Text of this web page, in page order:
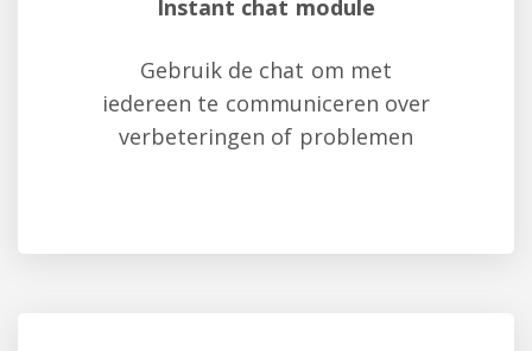
Instant chat module
Gebruik de chat om met
iedereen te communiceren over
verbeteringen of problemen